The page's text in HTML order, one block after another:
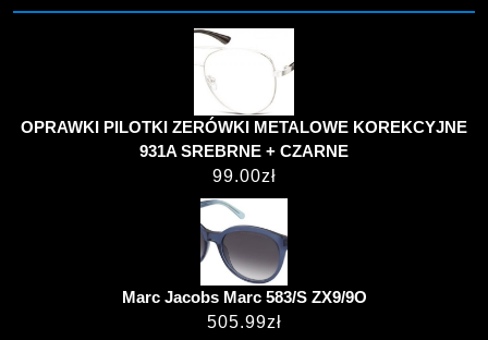
OPRAWKI PILOTKI ZERÓWKI METALOWE KOREKCYJNE
931A SREBRNE + CZARNE
99.00zł
Marc Jacobs Marc 583/S ZX9/9O
505.99zł